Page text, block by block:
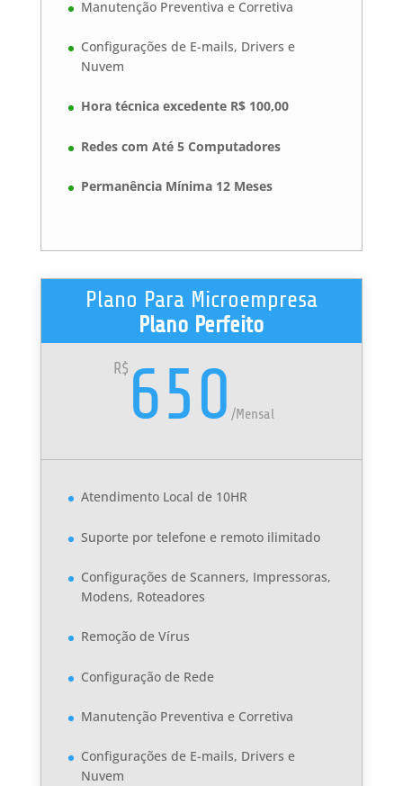
Manutenção Preventiva e Corretiva
Configurações de E-mails, Drivers e
Nuvem
Hora técnica excedente R$ 100,00
Redes com Até 5 Computadores
Permanência Mínima 12 Meses
Plano Para Microempresa
Plano Perfeito
R$ 650 /Mensal
Atendimento Local de 10HR
Suporte por telefone e remoto ilimitado
Configurações de Scanners, Impressoras,
Modens, Roteadores
Remoção de Vírus
Configuração de Rede
Manutenção Preventiva e Corretiva
Configurações de E-mails, Drivers e
Nuvem